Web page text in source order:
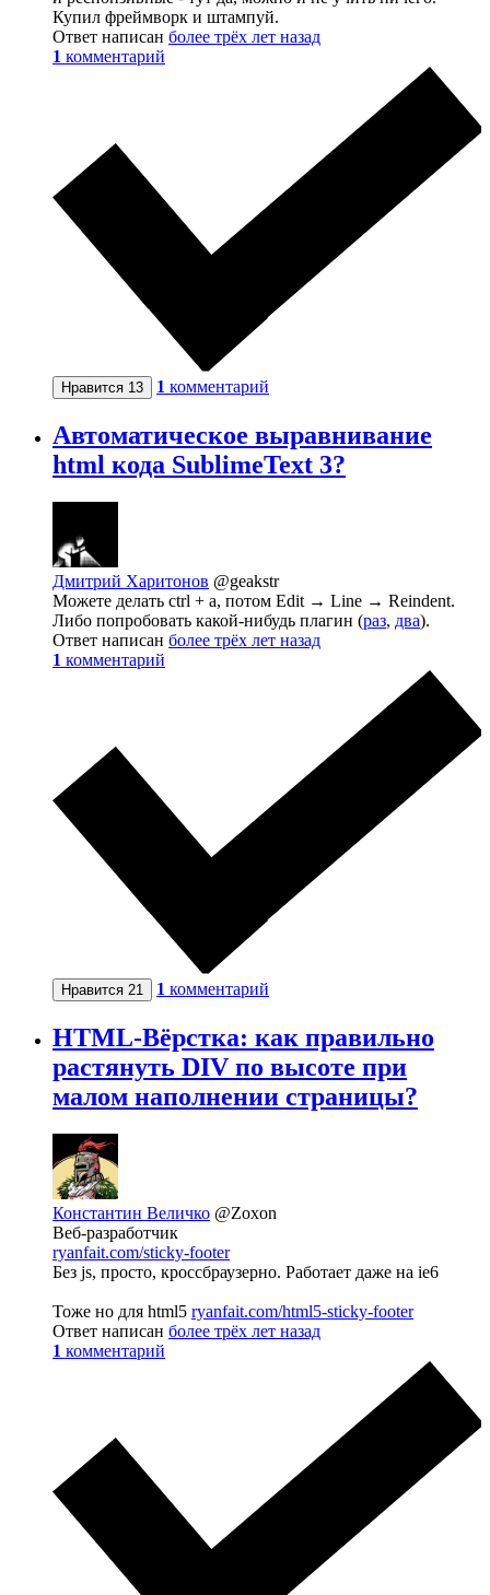
Купил фреймворк и штампуй.
Ответ написан более трёх лет назад
1 комментарий
Нравится 13 1 комментарий
Автоматическое выравнивание
html кода SublimeText 3?
Дмитрий Харитонов @geakstr
Можете делать ctrl + a, потом Edit → Line → Reindent.
Либо попробовать какой-нибудь плагин (раз, два).
Ответ написан более трёх лет назад
1 комментарий
Нравится 21 1 комментарий
HTML-Вёрстка: как правильно
растянуть DIV по высоте при
малом наполнении страницы?
Константин Величко @Zoxon
Веб-разработчик
ryanfait.com/sticky-footer
Без js, просто, кроссбраузерно. Работает даже на ie6
Тоже но для html5 ryanfait.com/html5-sticky-footer
Ответ написан более трёх лет назад
1 комментарий